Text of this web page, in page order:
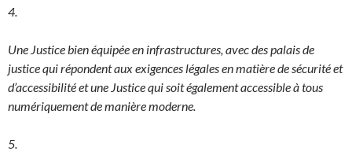
4.
Une Justice bien équipée en infrastructures, avec des palais de
justice qui répondent aux exigences légales en matière de sécurité et
d’accessibilité et une Justice qui soit également accessible à tous
numériquement de manière moderne.
5.